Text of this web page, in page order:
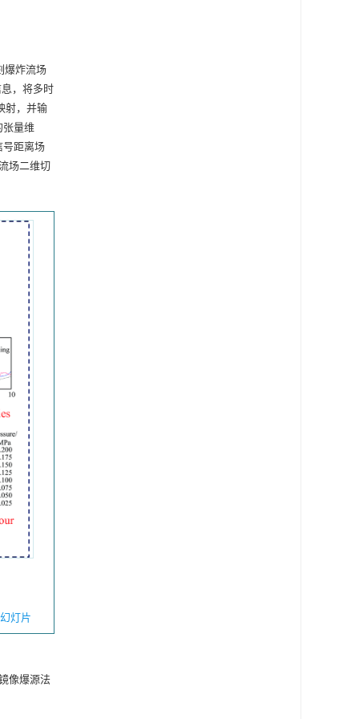
爆炸流场
，将多时
射，并输
张量维
号距离场
场二维切
幻灯片
像爆源法